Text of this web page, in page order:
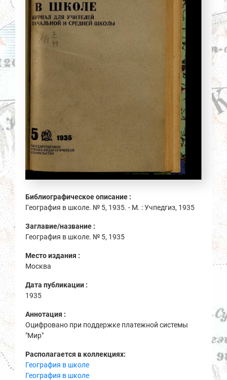
Партнеры
Библиографическое описание :
География в школе. № 5, 1935. - М. : Учпедгиз, 1935
Заглавие/название :
География в школе. № 5, 1935
Место издания :
Москва
Дата публикации :
1935
Аннотация :
Оцифровано при поддержке платежной системы
"Мир"
Располагается в коллекциях:
География в школе
География в школе